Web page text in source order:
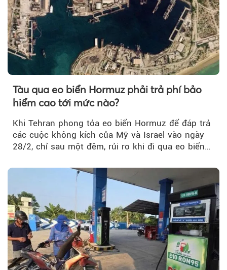
Tàu qua eo biển Hormuz phải trả phí bảo
hiểm cao tới mức nào?
Khi Tehran phong tỏa eo biển Hormuz để đáp trả
các cuộc không kích của Mỹ và Israel vào ngày
28/2, chỉ sau một đêm, rủi ro khi đi qua eo biển
theo.